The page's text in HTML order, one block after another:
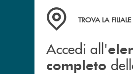
Accedi all' elenco
TROVA LA FILIALE
Accedi all'
completo